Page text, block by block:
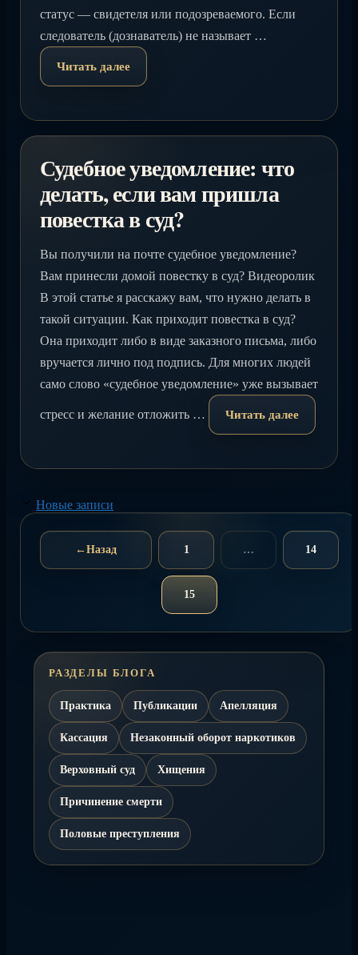
статус — свидетеля или подозреваемого. Если
следователь (дознаватель) не называет …
Читать далее
Судебное уведомление: что
делать, если вам пришла
повестка в суд?
Вы получили на почте судебное уведомление?
Вам принесли домой повестку в суд? Видеоролик
В этой статье я расскажу вам, что нужно делать в
такой ситуации. Как приходит повестка в суд?
Она приходит либо в виде заказного письма, либо
вручается лично под подпись. Для многих людей
само слово «судебное уведомление» уже вызывает
стресс и желание отложить … Читать далее
Новые записи
←Назад Страница
1 … 14
Страница
15
РАЗДЕЛЫ БЛОГА
Практика Публикации Апелляция
Кассация Незаконный оборот наркотиков
Верховный суд Хищения
Причинение смерти
Половые преступления